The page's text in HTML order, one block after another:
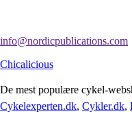
info@nordicpublications.com
Chicalicious
De mest populære cykel-
Cykelexperten.dk, Cykler.dk,